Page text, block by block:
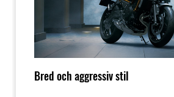
Bred och aggressiv stil